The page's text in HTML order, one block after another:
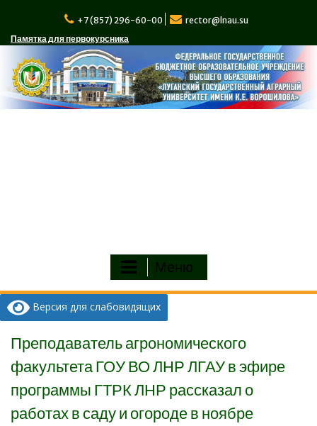
содержимому
+7 (857) 296-60-00
rector@lnau.su
Памятка для первокурсника
Меню
Версия для слабовидящих
Преподаватель агрономического
факультета ГОУ ВО ЛНР ЛГАУ в эфире
программы ГТРК ЛНР рассказал о
работах в саду и огороде в ноябре